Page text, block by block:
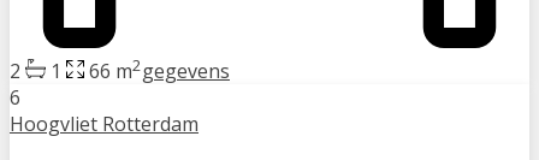
2 1 66 m2gegevens
6
Hoogvliet Rotterdam